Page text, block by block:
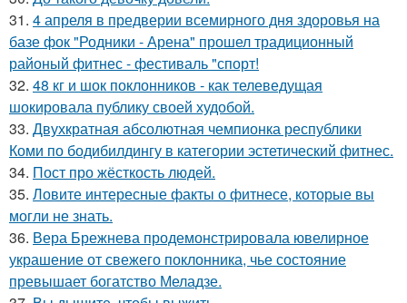
31. 4 апреля в предверии всемирного дня здоровья на
базе фок "Родники - Арена" прошел традиционный
районый фитнес - фестиваль "спорт!
32. 48 кг и шок поклонников - как телеведущая
шокировала публику своей худобой.
33. Двухкратная абсолютная чемпионка республики
Коми по бодибилдингу в категории эстетический фитнес.
34. Пост про жёсткость людей.
35. Ловите интересные факты о фитнесе, которые вы
могли не знать.
36. Вера Брежнева продемонстрировала ювелирное
украшение от свежего поклонника, чье состояние
превышает богатство Меладзе.